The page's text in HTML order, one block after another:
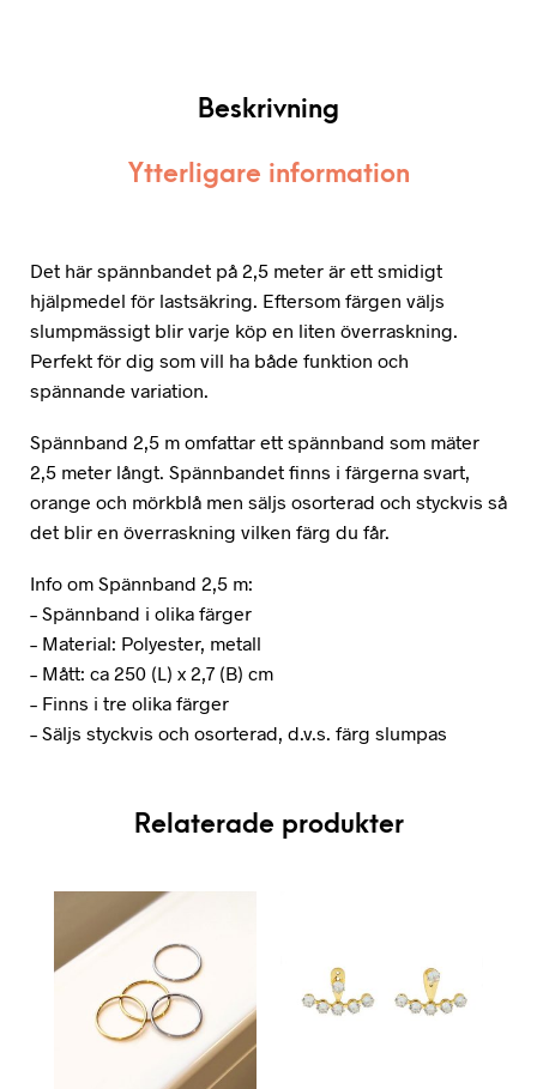
Beskrivning
Ytterligare information
Det här spännbandet på 2,5 meter är ett smidigt
hjälpmedel för lastsäkring. Eftersom färgen väljs
slumpmässigt blir varje köp en liten överraskning.
Perfekt för dig som vill ha både funktion och
spännande variation.
Spännband 2,5 m omfattar ett spännband som mäter
2,5 meter långt. Spännbandet finns i färgerna svart,
orange och mörkblå men säljs osorterad och styckvis så
det blir en överraskning vilken färg du får.
Info om Spännband 2,5 m:
– Spännband i olika färger
– Material: Polyester, metall
– Mått: ca 250 (L) x 2,7 (B) cm
– Finns i tre olika färger
– Säljs styckvis och osorterad, d.v.s. färg slumpas
Relaterade produkter